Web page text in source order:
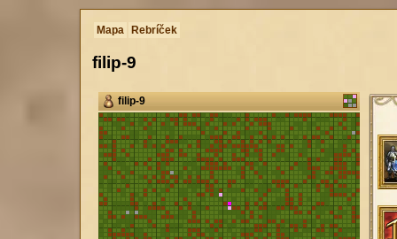
Mapa Rebríček
filip-9
filip-9